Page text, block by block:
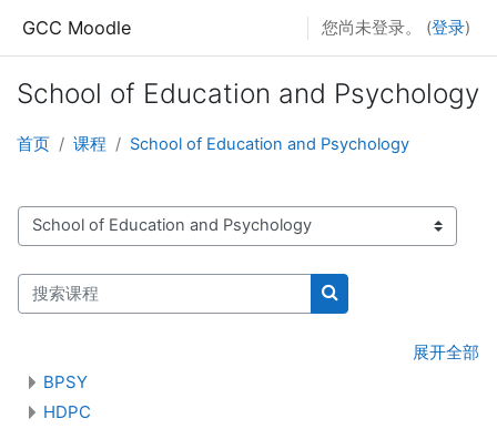
GCC Moodle 您尚未登录。 (登录)
School of Education and Psychology
首页 课程 School of Education and Psychology
课程类别
搜索课程
搜索课程
展开全部
BPSY
HDPC